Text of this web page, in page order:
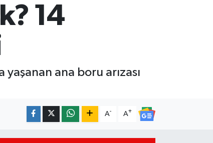
14
ana boru arızası
A- A+